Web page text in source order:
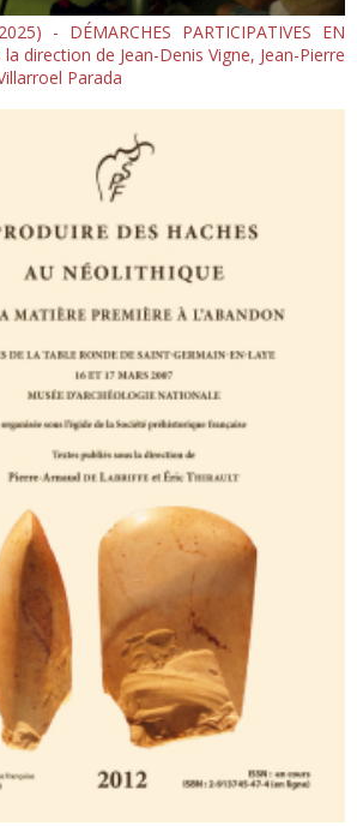
- DÉMARCHES PARTICIPATIVES EN
la direction de Jean-Denis Vigne, Jean-Pierre
Parada